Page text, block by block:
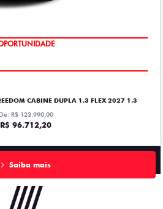
CABINE DUPLA 1.3 FLEX 2027 1.3
De: R$ 123.990,00
R$ 96.712,20
Saiba mais